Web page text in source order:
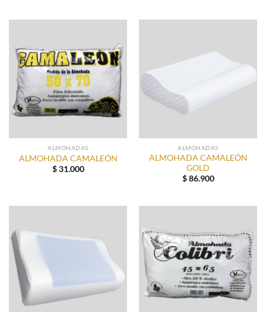
ALMOHADAS
ALMOHADA CAMALEÓN
$31.000
ALMOHADAS
ALMOHADA CAMALEÓN
GOLD
$86.900